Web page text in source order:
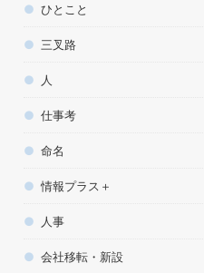
ひとこと
三叉路
人
仕事考
命名
情報プラス＋
人事
会社移転・新設